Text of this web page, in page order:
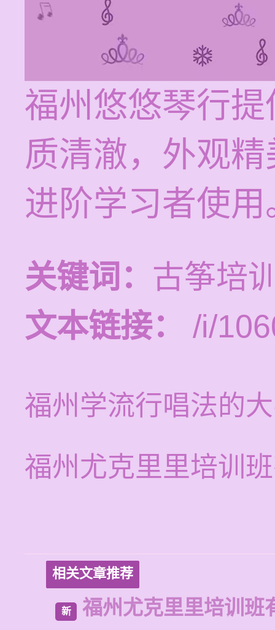
福州悠悠琴行
质清澈，外观
进阶学习者使用
关键词： 古筝培
文本链接：
/i/
福州学流行唱法的
福州尤克里里培训
相关文章推荐
新 福州尤克里里培训班